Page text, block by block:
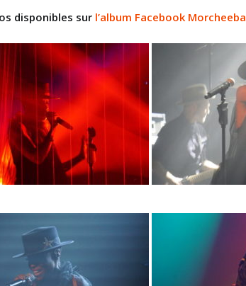
disponibles sur l’album Facebook Morcheeba